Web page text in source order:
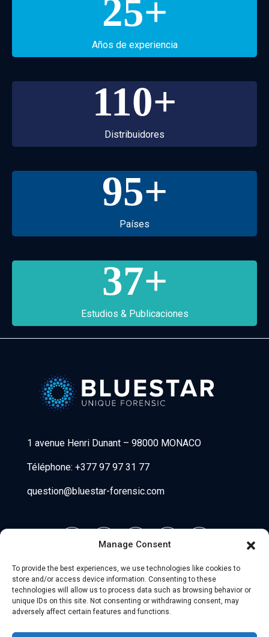
Manage Consent
To provide the best experiences, we use technologies like cookies to
store and/or access device information. Consenting to these
technologies will allow us to process data such as browsing behavior or
unique IDs on this site. Not consenting or withdrawing consent, may
adversely affect certain features and functions.
25+
Años de experiencia
110+
Distribuidores
95+
Países
37+
Estudios & Publicaciones
1 avenue Henri Dunant – 98000 MONACO
Téléphone: +377 97 97 31 77
question@bluestar-forensic.com